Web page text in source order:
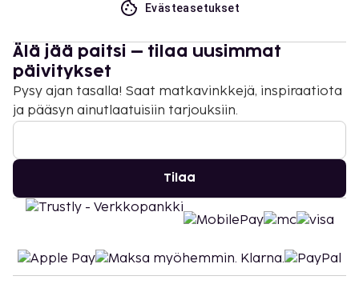
Evästeasetukset
Älä jää paitsi – tilaa uusimmat
päivitykset
Pysy ajan tasalla! Saat matkavinkkejä, inspiraatiota
ja pääsyn ainutlaatuisiin tarjouksiin.
Tilaa